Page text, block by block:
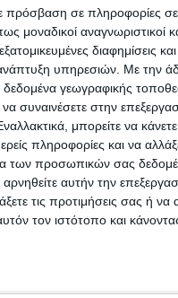
πρόσβαση σε πληροφορίες
μοναδικοί αναγνωριστικοί
διαφημίσεις
υπηρεσιών. Με την
γεωγραφικής
συναινέσετε στην
μπορείτε να κάνετε
πληροφορίες και να
των προσωπικών σας
αυτήν την
τις προτιμήσεις σας ή να
τον ιστότοπο και